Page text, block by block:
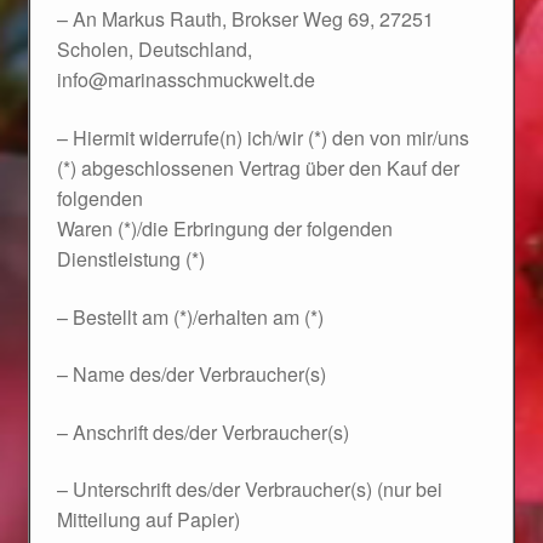
Valentinstag 2016
Valentinstag Geschenke
Vertrag widerrufen
Warenkorb
Weihnachtsangebote 2015
Weihnachtsangebote 2016
Weihnachtsangebote 2018
– An Markus Rauth, Brokser Weg 69, 27251
Scholen, Deutschland,
info@marinasschmuckwelt.de
– Hiermit widerrufe(n) ich/wir (*) den von mir/uns
(*) abgeschlossenen Vertrag über den Kauf der
folgenden
Waren (*)/die Erbringung der folgenden
Dienstleistung (*)
– Bestellt am (*)/erhalten am (*)
– Name des/der Verbraucher(s)
– Anschrift des/der Verbraucher(s)
– Unterschrift des/der Verbraucher(s) (nur bei
Mitteilung auf Papier)